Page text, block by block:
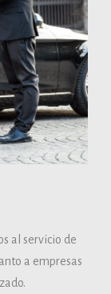
al servicio de
a empresas